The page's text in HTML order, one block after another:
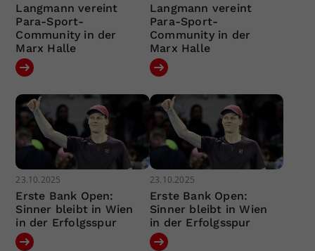
Langmann vereint
Para-Sport-
Community in der
Marx Halle
Langmann vereint
Para-Sport-
Community in der
Marx Halle
23.10.2025
Erste Bank Open:
Sinner bleibt in Wien
in der Erfolgsspur
23.10.2025
Erste Bank Open:
Sinner bleibt in Wien
in der Erfolgsspur